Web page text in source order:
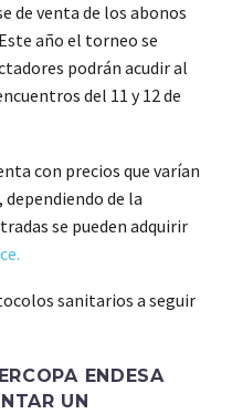
de venta de los abonos
año el torneo se
podrán acudir al
del 11 y 12 de
con precios que varían
dependiendo de la
se pueden adquirir
sanitarios a seguir
ENDESA
UN